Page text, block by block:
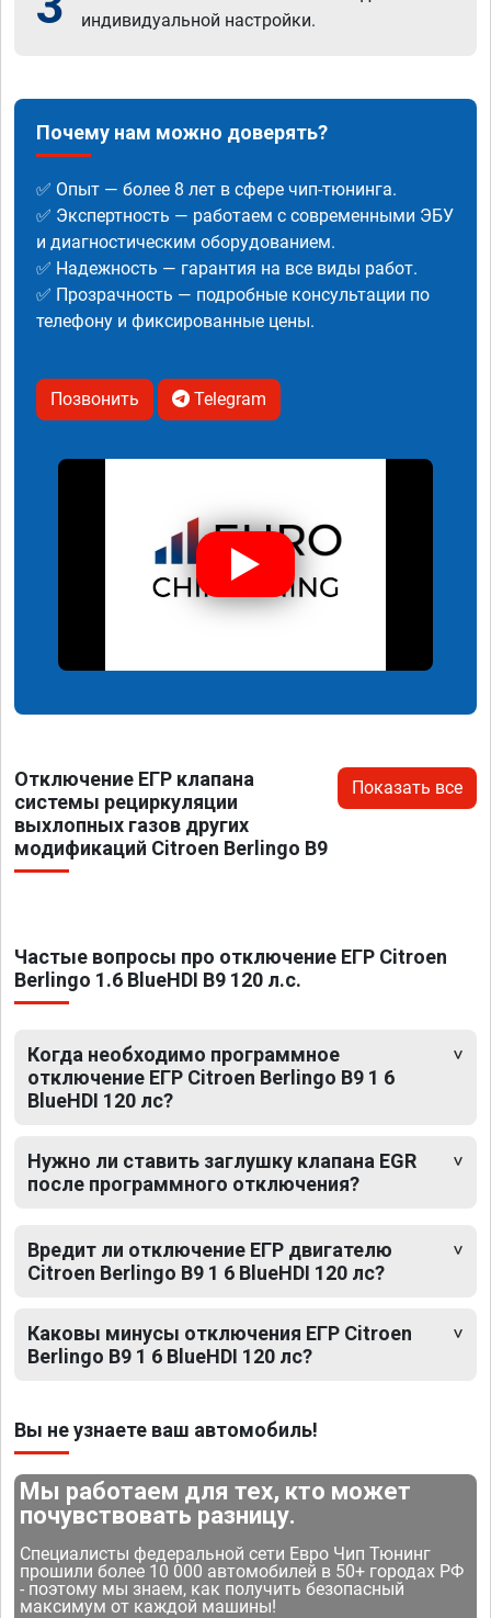
индивидуальной настройки.
Почему нам можно доверять?
✅ Опыт — более 8 лет в сфере чип-тюнинга.
✅ Экспертность — работаем с современными ЭБУ
и диагностическим оборудованием.
✅ Надежность — гарантия на все виды работ.
✅ Прозрачность — подробные консультации по
телефону и фиксированные цены.
Позвонить Telegram
Отключение ЕГР клапана
системы рециркуляции
выхлопных газов других
модификаций Citroen Berlingo B9
Показать все
Частые вопросы про отключение ЕГР Citroen
Berlingo 1.6 BlueHDI B9 120 л.с.
Когда необходимо программное
отключение ЕГР Citroen Berlingo B9 1 6
BlueHDI 120 лс?
Нужно ли ставить заглушку клапана EGR
после программного отключения?
Вредит ли отключение ЕГР двигателю
Citroen Berlingo B9 1 6 BlueHDI 120 лс?
Каковы минусы отключения ЕГР Citroen
Berlingo B9 1 6 BlueHDI 120 лс?
Вы не узнаете ваш автомобиль!
Мы работаем для тех, кто может
почувствовать разницу.
Специалисты федеральной сети Евро Чип Тюнинг
прошили более 10 000 автомобилей в 50+ городах РФ
- поэтому мы знаем, как получить безопасный
максимум от каждой машины!